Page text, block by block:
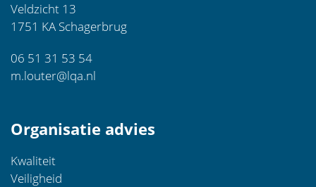
Veldzicht 13
1751 KA Schagerbrug
06 51 31 53 54
m.louter@lqa.nl
Organisatie advies
Kwaliteit
Veiligheid